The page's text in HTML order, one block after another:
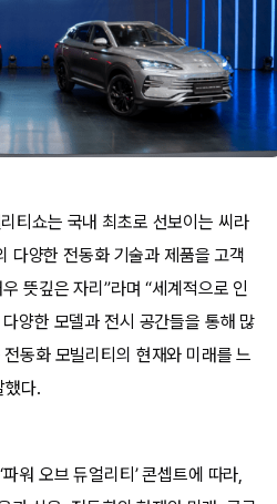
티쇼는 국내 최초로 선보이는 씨라
양한 전동화 기술과 제품을 고객
뜻깊은 자리”라며 “세계적으로 인
양한 모델과 전시 공간들을 통해 많
동화 모빌리티의 현재와 미래를 느
했다.
워 오브 듀얼리티’ 콘셉트에 따라,